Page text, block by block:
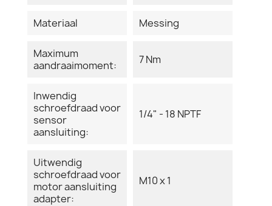
Materiaal Messing
Maximum
aandraaimoment:
7 Nm
Inwendig
schroefdraad voor
sensor
aansluiting:
1/4" - 18 NPTF
Uitwendig
schroefdraad voor
motor aansluiting
adapter:
M10 x 1